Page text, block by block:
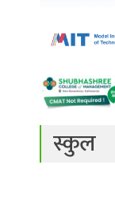
स्कुल